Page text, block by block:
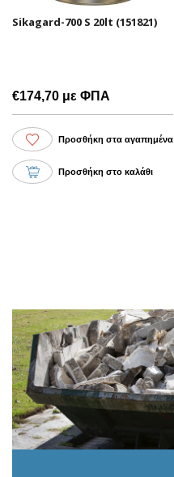
Sikagard-700 S 20lt (151821)
€174,70 με ΦΠΑ
Προσθήκη στα αγαπημένα
Προσθήκη στο καλάθι